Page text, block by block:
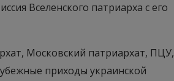
Вселенского патриарха с его
Московский патриархат, ПЦУ,
приходы украинской